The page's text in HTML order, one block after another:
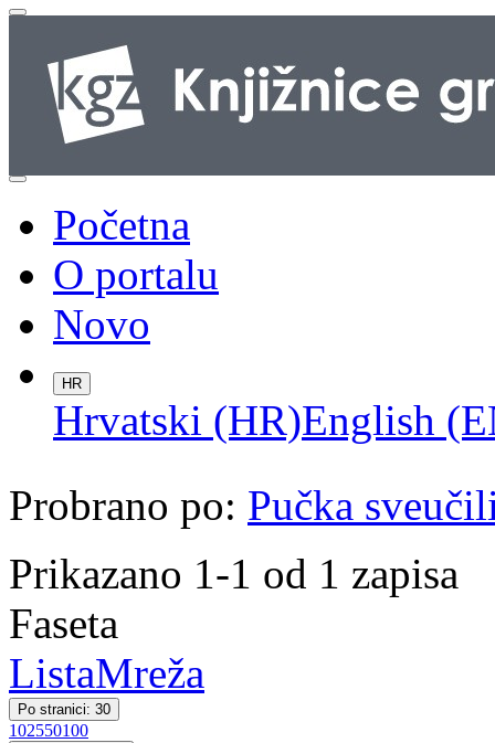
Početna
O portalu
Novo
HR
Hrvatski (HR)English
Probrano po: Pučka
Prikazano 1-1 od 1 zapisa
Faseta
ListaMreža
Po stranici: 30
102550100